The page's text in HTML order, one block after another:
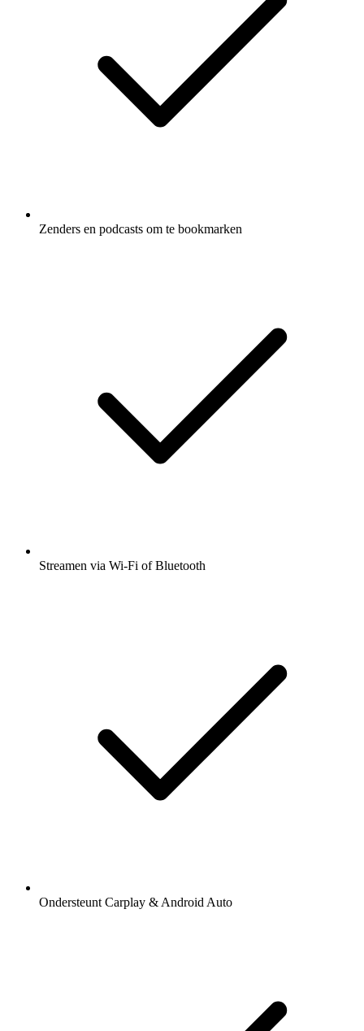
Zenders en podcasts om te bookmarken
Streamen via Wi-Fi of Bluetooth
Ondersteunt Carplay & Android Auto